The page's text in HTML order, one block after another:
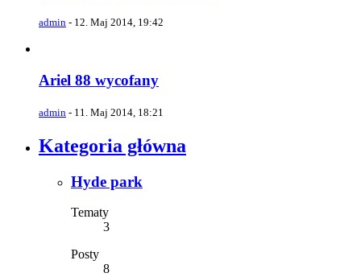
admin - 12. Maj 2014, 19:42
Ariel 88 wycofany
admin - 11. Maj 2014, 18:21
Kategoria główna
Hyde park
Tematy
3
Posty
8